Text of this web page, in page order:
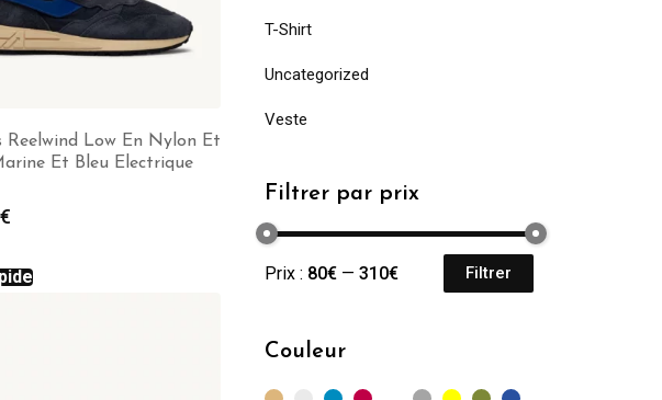
Reelwind Low En Nylon Et
Et Bleu Electrique
€
T-Shirt
Uncategorized
Veste
Filtrer par prix
Prix
Prix
Filtrer
Prix : 80€ — 310€
Couleur